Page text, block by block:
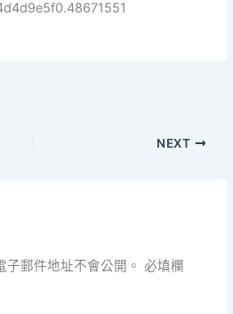
NEXT
郵件地址不會公開。 必填欄